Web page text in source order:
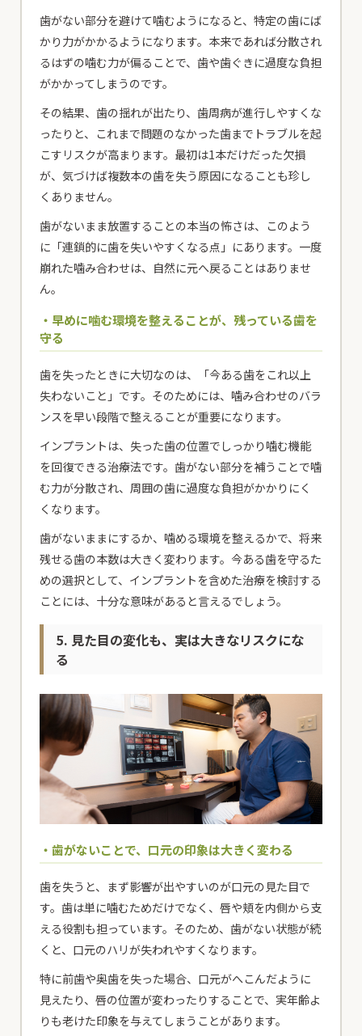
歯がない部分を避けて噛むようになると、特定の歯にば
かり力がかかるようになります。本来であれば分散され
るはずの噛む力が偏ることで、歯や歯ぐきに過度な負担
がかかってしまうのです。
その結果、歯の揺れが出たり、歯周病が進行しやすくな
ったりと、これまで問題のなかった歯までトラブルを起
こすリスクが高まります。最初は1本だけだった欠損
が、気づけば複数本の歯を失う原因になることも珍し
くありません。
歯がないまま放置することの本当の怖さは、このよう
に「連鎖的に歯を失いやすくなる点」にあります。一度
崩れた噛み合わせは、自然に元へ戻ることはありませ
ん。
・早めに噛む環境を整えることが、残っている歯を
守る
歯を失ったときに大切なのは、「今ある歯をこれ以上
失わないこと」です。そのためには、噛み合わせのバラ
ンスを早い段階で整えることが重要になります。
インプラントは、失った歯の位置でしっかり噛む機能
を回復できる治療法です。歯がない部分を補うことで噛
む力が分散され、周囲の歯に過度な負担がかかりにく
くなります。
歯がないままにするか、噛める環境を整えるかで、将来
残せる歯の本数は大きく変わります。今ある歯を守るた
めの選択として、インプラントを含めた治療を検討する
ことには、十分な意味があると言えるでしょう。
5. 見た目の変化も、実は大きなリスクにな
る
・歯がないことで、口元の印象は大きく変わる
歯を失うと、まず影響が出やすいのが口元の見た目で
す。歯は単に噛むためだけでなく、唇や頬を内側から支
える役割も担っています。そのため、歯がない状態が続
くと、口元のハリが失われやすくなります。
特に前歯や奥歯を失った場合、口元がへこんだように
見えたり、唇の位置が変わったりすることで、実年齢よ
りも老けた印象を与えてしまうことがあります。